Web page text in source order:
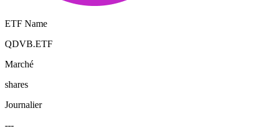
ETF Name
QDVB.ETF
Marché
shares
Journalier
---